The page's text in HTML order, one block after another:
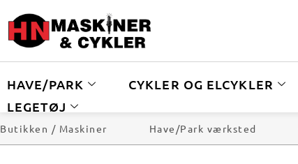
HAVE/PARK CYKLER OG ELCYKLER
LEGETØJ
Butikken / Maskiner Have/Park værksted